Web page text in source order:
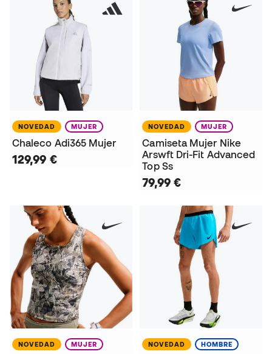
NOVEDAD MUJER
Chaleco Adi365 Mujer
129,99 €
NOVEDAD MUJER
Camiseta Mujer Nike
Arswft Dri-Fit Advanced
Top Ss
79,99 €
NOVEDAD MUJER NOVEDAD HOMBRE